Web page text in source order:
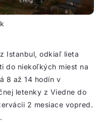
Istanbul, odkiaľ lieta
do niekoľkých miest na
8 až 14 hodín v
letenky z Viedne do
2 mesiace vopred.